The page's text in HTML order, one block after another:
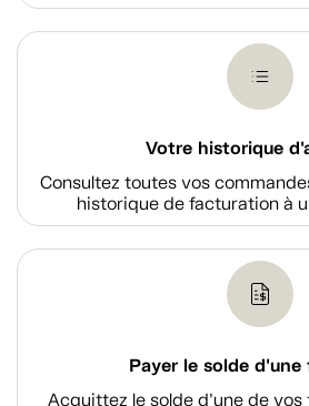
Votre historique
Consultez toutes vos
historique de facturation à
Payer le solde
Acquittez le solde d’une de